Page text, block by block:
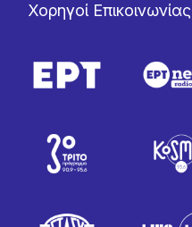
Χορηγοί Επικοινωνίας